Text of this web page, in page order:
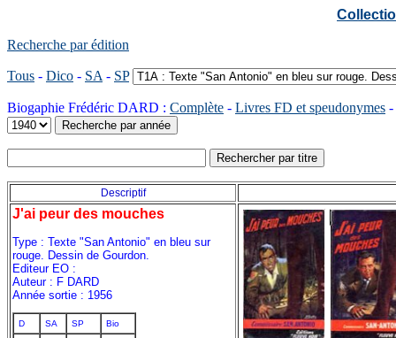
Recherche par édition
Tous - Dico - SA - SP
Biogaphie Frédéric DARD : Complète - Livres FD et speudonymes -
Descriptif
J'ai peur des mouches
Type : Texte "San Antonio" en bleu sur
rouge. Dessin de Gourdon.
Editeur EO :
Auteur : F DARD
Année sortie : 1956
D SA SP Bio